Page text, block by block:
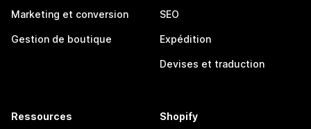
Marketing et conversion
Gestion de boutique
SEO
Expédition
Devises et traduction
Ressources Shopify